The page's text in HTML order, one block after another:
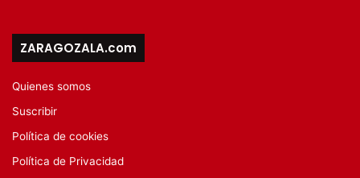
ZARAGOZALA.com
Quienes somos
Suscribir
Política de cookies
Política de Privacidad